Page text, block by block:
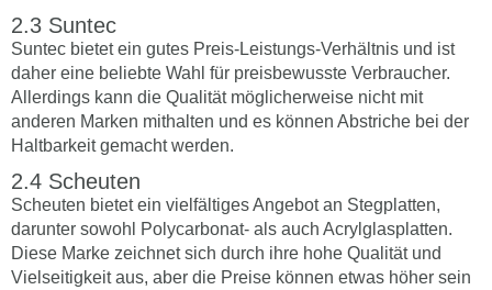
Suntec
Suntec bietet ein gutes Preis-Leistungs-Verhältnis und ist
daher eine beliebte Wahl für preisbewusste Verbraucher.
Allerdings kann die Qualität möglicherweise nicht mit
anderen Marken mithalten und es können Abstriche bei der
Haltbarkeit gemacht werden.
Scheuten
Scheuten bietet ein vielfältiges Angebot an Stegplatten,
darunter sowohl Polycarbonat- als auch Acrylglasplatten.
Diese Marke zeichnet sich durch ihre hohe Qualität und
Vielseitigkeit aus, aber die Preise können etwas höher sein